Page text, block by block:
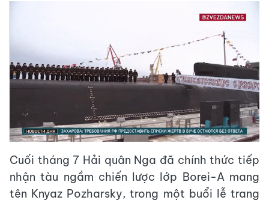
Cuối tháng 7 Hải quân Nga đã chính thức tiếp
nhận tàu ngầm chiến lược lớp Borei-A mang
tên Knyaz Pozharsky, trong một buổi lễ trang